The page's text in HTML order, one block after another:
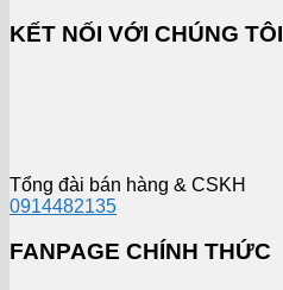
KẾT NỐI VỚI CHÚNG TÔI
Tổng đài bán hàng & CSKH
0914482135
FANPAGE CHÍNH THỨC